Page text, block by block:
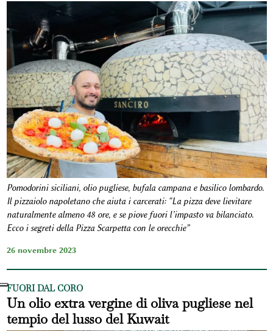
Pomodorini siciliani, olio pugliese, bufala campana e basilico lombardo.
Il pizzaiolo napoletano che aiuta i carcerati: “La pizza deve lievitare
naturalmente almeno 48 ore, e se piove fuori l’impasto va bilanciato.
Ecco i segreti della Pizza Scarpetta con le orecchie”
26 novembre 2023
FUORI DAL CORO
Un olio extra vergine di oliva pugliese nel
tempio del lusso del Kuwait